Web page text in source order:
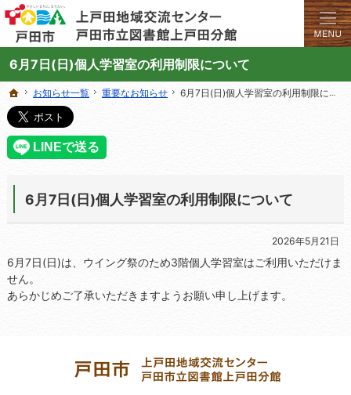
6月7日(日)個人学習室の利用制限について
学びと交流のプラットフォーム。地域の講座や施設をご案内しています。
上戸田地域交流センターや戸田市立図書館上戸田分館の総合案内サイト
ホーム
お知らせ一覧 重要なお知らせ 6月7日(日)個人学習室の利用制限について
6月7日(日)個人学習室の利用制限について
2026年5月21日
6月7日(日)は、ウイング祭のため3階個人学習室はご利用いただけま
せん。
あらかじめご了承いただきますようお願い申し上げます。
ホーム
お知らせ一覧 重要なお知らせ 6月7日(日)個人学習室の利用制限について